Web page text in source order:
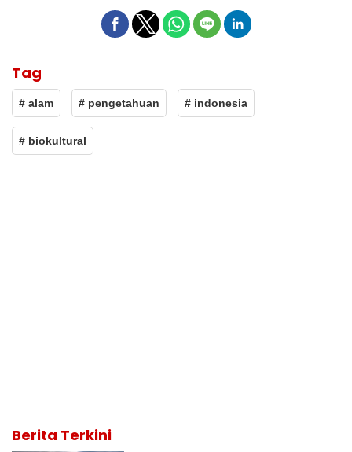
Tag
# alam # pengetahuan # indonesia
# biokultural
Berita Terkini